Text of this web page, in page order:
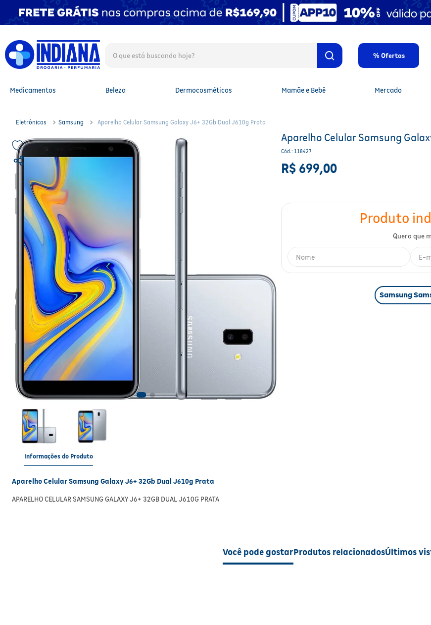
% Ofertas
Medicamentos Beleza Dermocosméticos Mamãe e Bebê Mercado
Eletrônicos Samsung Aparelho Celular Samsung Galaxy J6+ 32Gb Dual J610g Prata
Aparelho Celular Samsung
Cód.:118427
R$ 699,00
Samsung
Informações do Produto
Aparelho Celular Samsung Galaxy J6+ 32Gb Dual J610g Prata
APARELHO CELULAR SAMSUNG GALAXY J6+ 32GB DUAL J610G PRATA
Você pode gostarProdutos relacionadosÚltimos
TERMOS MAIS BUSCADOS
1º
fralda
protetor solar facial
shampoo
7º
fralda xg
protetor solar